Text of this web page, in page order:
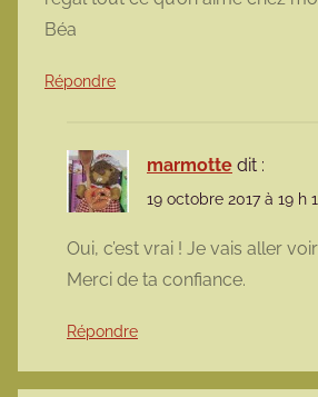
Béa
Répondre
marmotte dit :
19 octobre 2017 à 19 h
Oui, c’est vrai ! Je vais aller
Merci de ta confiance.
Répondre